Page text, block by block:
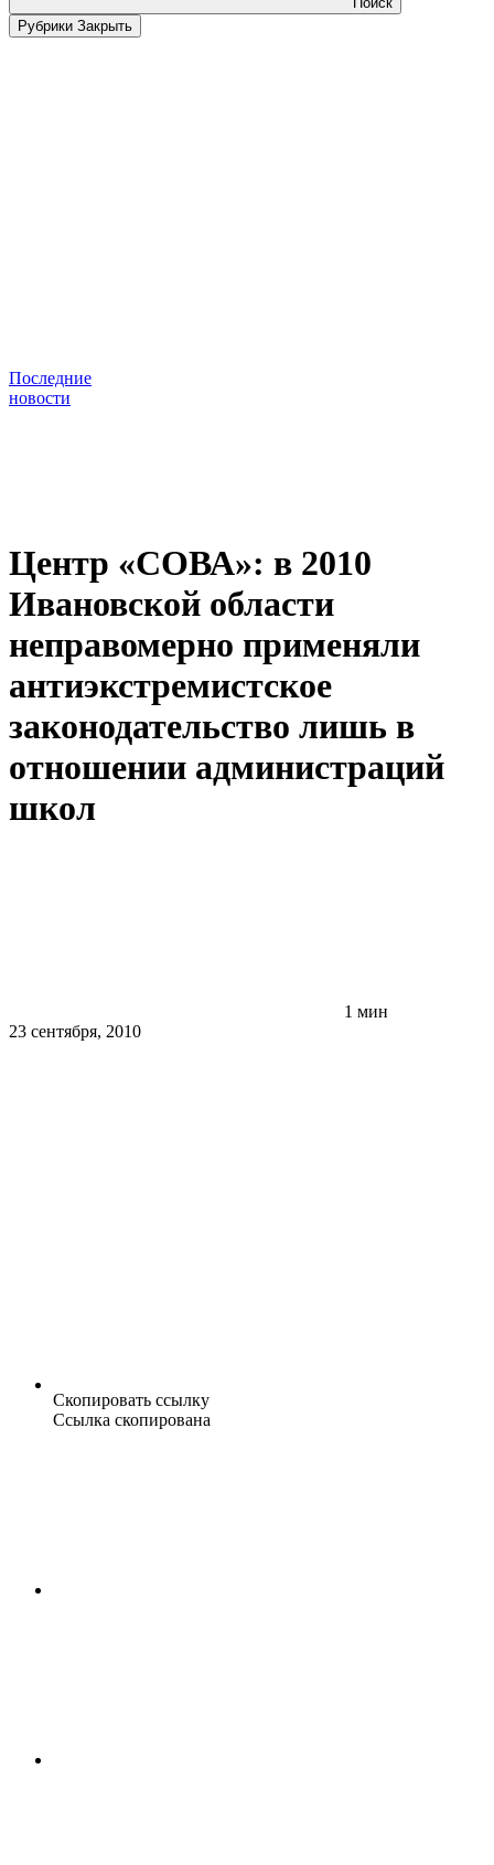
Рубрики Закрыть
Последние
новости
Центр «СОВА»: в 2010
Ивановской области
неправомерно применяли
антиэкстремистское
законодательство лишь в
отношении администраций
школ
1 мин
23 сентября, 2010
Скопировать ссылку
Ссылка скопирована